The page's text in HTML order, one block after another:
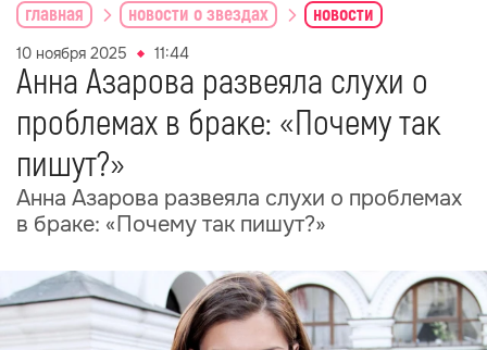
главная новости о звездах новости
10 ноября 2025 11:44
Анна Азарова развеяла слухи о
проблемах в браке: «Почему так
пишут?»
Анна Азарова развеяла слухи о проблемах
в браке: «Почему так пишут?»